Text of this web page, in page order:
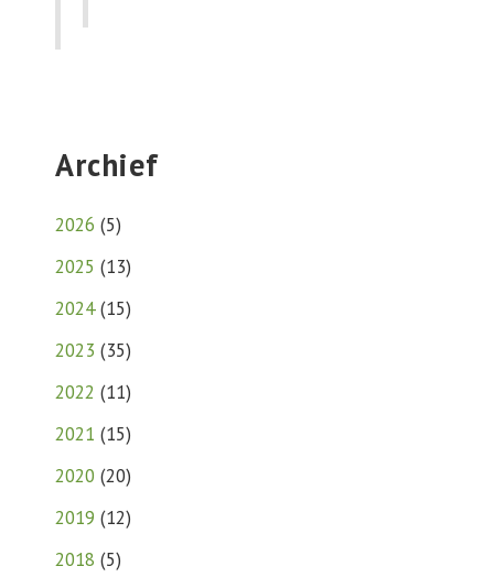
Archief
2026 (5)
2025 (13)
2024 (15)
2023 (35)
2022 (11)
2021 (15)
2020 (20)
2019 (12)
2018 (5)